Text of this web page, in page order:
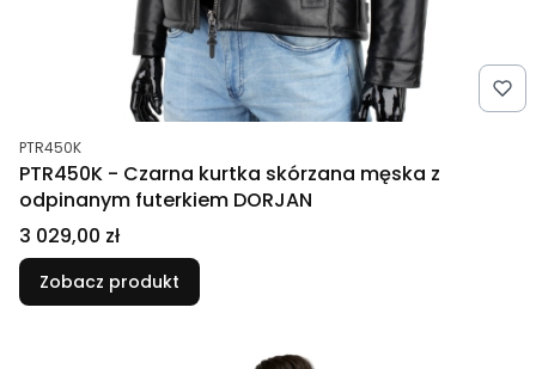
Kod produktu
PTR450K
PTR450K - Czarna kurtka skórzana męska z
odpinanym futerkiem DORJAN
Cena
3 029,00 zł
Zobacz produkt